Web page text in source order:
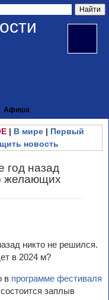
Афиша
| В мире| Первый
новость
год назад
желающих
в программе фестиваля
заплыв